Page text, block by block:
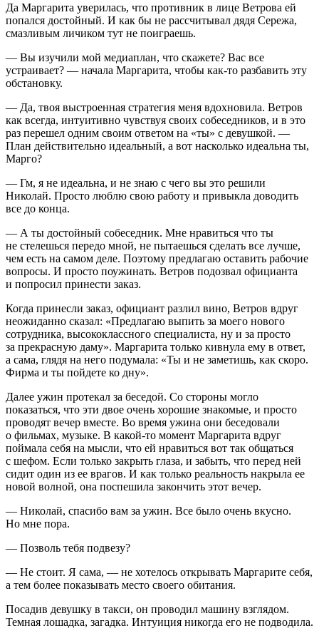
Да Маргарита уверилась, что противник в лице Ветрова ей
попался достойный. И как бы не рассчитывал дядя Сережа,
смазливым личиком тут не поиграешь.
— Вы изучили мой медиаплан, что скажете? Вас все
устраивает? — начала Маргарита, чтобы как-то разбавить эту
обстановку.
— Да, твоя выстроенная стратегия меня вдохновила. Ветров
как всегда, интуитивно чувствуя своих собеседников, и в это
раз перешел одним своим ответом на «ты» с девушкой. —
План действительно идеальный, а вот насколько идеальна ты,
Марго?
— Гм, я не идеальна, и не знаю с чего вы это решили
Николай. Просто люблю свою работу и привыкла доводить
все до конца.
— А ты достойный собеседник. Мне нравиться что ты
не стелешься передо мной, не пытаешься сделать все лучше,
чем есть на самом деле. Поэтому предлагаю оставить рабочие
вопросы. И просто поужинать. Ветров подозвал официанта
и попросил принести заказ.
Когда принесли заказ, официант разлил вино, Ветров вдруг
неожиданно сказал: «Предлагаю выпить за моего нового
сотрудника, высококлассного специалиста, ну и за просто
за прекрасную даму». Маргарита только кивнула ему в ответ,
а сама, глядя на него подумала: «Ты и не заметишь, как скоро.
Фирма и ты пойдете ко дну».
Далее ужин протекал за беседой. Со стороны могло
показаться, что эти двое очень хорошие знакомые, и просто
проводят вечер вместе. Во время ужина они беседовали
о фильмах, музыке. В какой-то момент Маргарита вдруг
поймала себя на мысли, что ей нравиться вот так общаться
с шефом. Если только закрыть глаза, и забыть, что перед ней
сидит один из ее врагов. И как только реальность накрыла ее
новой волной, она поспешила закончить этот вечер.
— Николай, спасибо вам за ужин. Все было очень вкусно.
Но мне пора.
— Позволь тебя подвезу?
— Не стоит. Я сама, — не хотелось открывать Маргарите себя,
а тем более показывать место своего обитания.
Посадив девушку в такси, он проводил машину взглядом.
Темная лошадка, загадка. Интуиция никогда его не подводила.